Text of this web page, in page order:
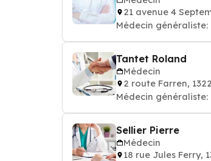
21 avenue 4
Médecin
Tantet Roland
Médecin
2 route Farren,
Médecin
Sellier Pierre
Médecin
18 rue Jules Ferry,